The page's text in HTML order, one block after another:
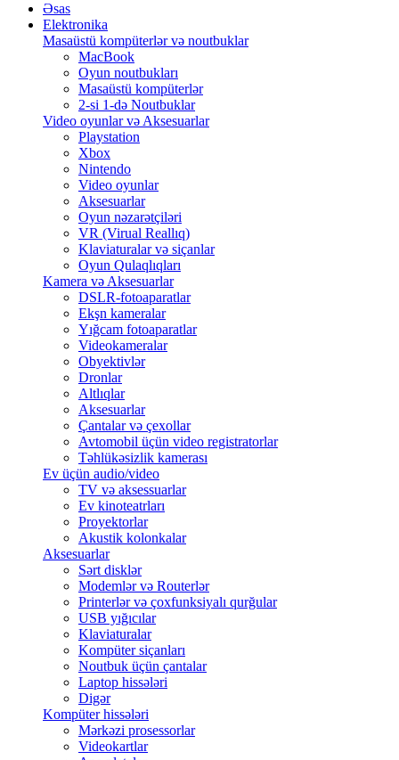
Əsas
Elektronika
Masaüstü kompüterlər və noutbuklar
MacBook
Oyun noutbukları
Masaüstü kompüterlər
2-si 1-də Noutbuklar
Video oyunlar və Aksesuarlar
Playstation
Xbox
Nintendo
Video oyunlar
Aksesuarlar
Oyun nəzarətçiləri
VR (Virual Reallıq)
Klaviaturalar və siçanlar
Oyun Qulaqlıqları
Kamera və Aksesuarlar
DSLR-fotoaparatlar
Ekşn kameralar
Yığcam fotoaparatlar
Videokameralar
Obyektivlər
Dronlar
Altlıqlar
Aksesuarlar
Çantalar və çexollar
Avtomobil üçün video registratorlar
Təhlükəsizlik kamerası
Ev üçün audio/video
TV və aksessuarlar
Ev kinoteatrları
Proyektorlar
Akustik kolonkalar
Aksesuarlar
Sərt disklər
Modemlər və Routerlər
Printerlər və çoxfunksiyalı qurğular
USB yığıcılar
Klaviaturalar
Kompüter siçanları
Noutbuk üçün çantalar
Laptop hissələri
Digər
Kompüter hissələri
Mərkəzi prosessorlar
Videokartlar